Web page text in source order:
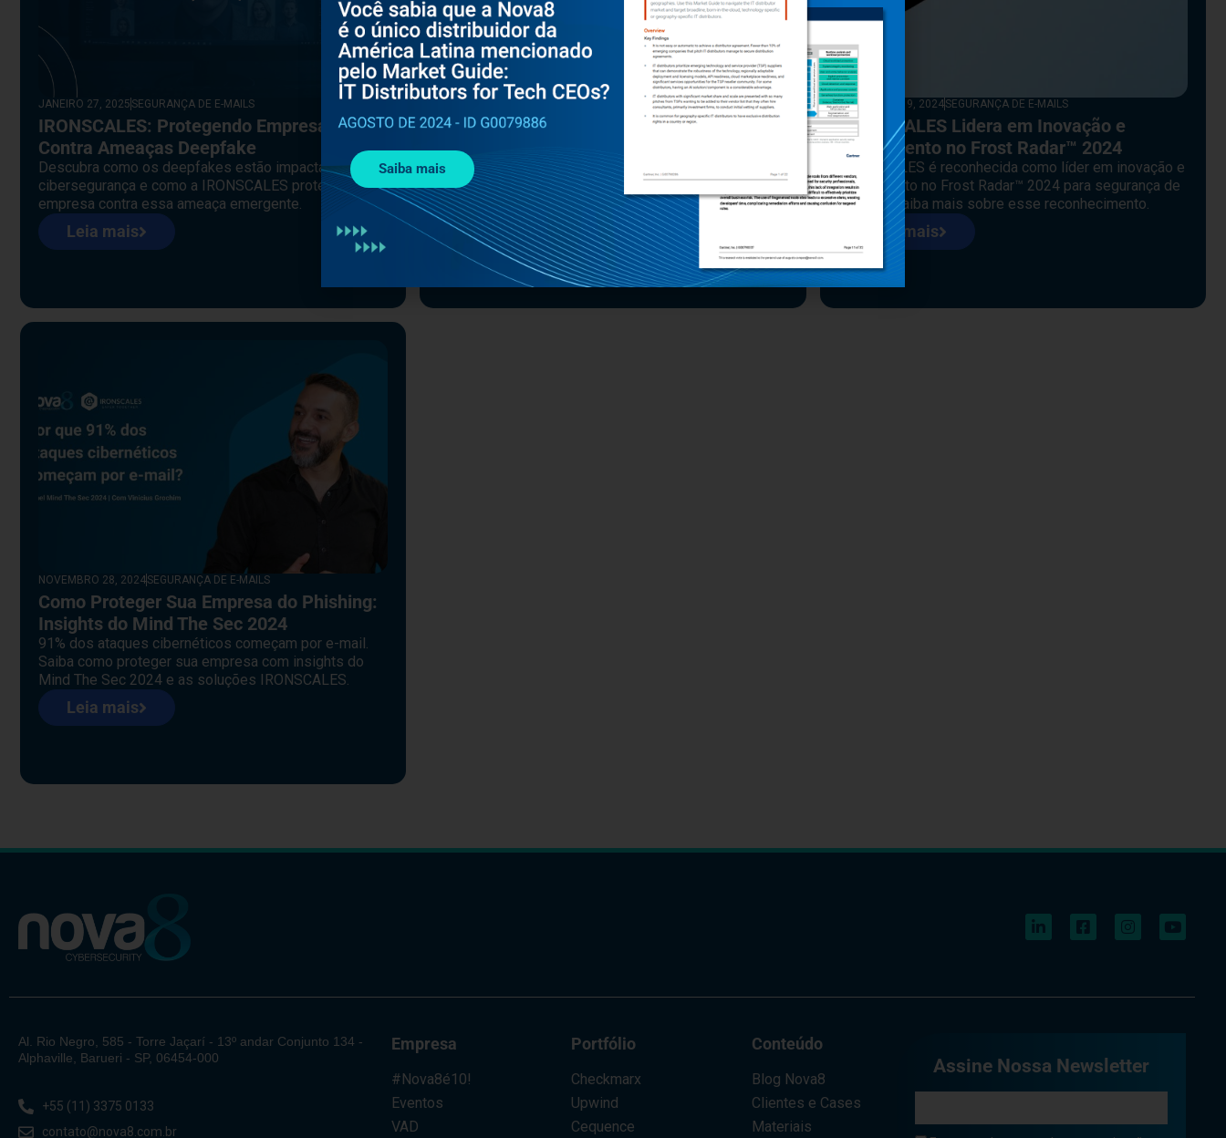
JANEIRO 27, 2025 SEGURANÇA DE E-MAILS
IRONSCALES: Protegendo Empresas
Contra Ameaças Deepfake
Descubra como os deepfakes estão impactando a
cibersegurança e como a IRONSCALES protege sua
empresa contra essa ameaça emergente.
Leia mais
SEGURANÇA DE E-MAILS
IRONSCALES: Como a IA Está
Revolucionando a Cibersegurança para
MSPs e MSSPs
Saiba como a IRONSCALES utiliza IA para ajudar
MSPs e MSSPs a combater ataques cibernéticos
cada vez mais sofisticados.
Leia mais
DEZEMBRO 19, 2024SEGURANÇA DE E-MAILS
IRONSCALES Lidera em Inovação e
Crescimento no Frost Radar™ 2024
IRONSCALES é reconhecida como líder em inovação e
crescimento no Frost Radar™ 2024 para segurança de
e-mails. Saiba mais sobre esse reconhecimento.
Leia mais
NOVEMBRO 28, 2024SEGURANÇA DE E-MAILS
Como Proteger Sua Empresa do Phishing:
Insights do Mind The Sec 2024
91% dos ataques cibernéticos começam por e-mail.
Saiba como proteger sua empresa com insights do
Mind The Sec 2024 e as soluções IRONSCALES.
Leia mais
Al. Rio Negro, 585 - Torre Jaçarí - 13º andar Conjunto 134 -
Alphaville, Barueri - SP, 06454-000
+55 (11) 3375 0133
contato@nova8.com.br
Empresa
#Nova8é10!
Eventos
VAD
Portfólio
Checkmarx
Upwind
Cequence
Conteúdo
Blog Nova8
Clientes e Cases
Materiais
Assine Nossa Newsletter
Saiba mais